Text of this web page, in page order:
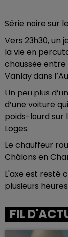
Série noire sur
Vers 23h30, un
la vie en
chaussée entre
Vanlay dans
Un peu plus
d’une voiture
poids-lourd sur
Loges.
Le chauffeur
Châlons en
L'axe est resté
plusieurs heures.
FIL